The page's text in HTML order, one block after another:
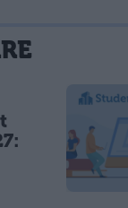
cookie salvi i tuoi dati
di marketing diretto